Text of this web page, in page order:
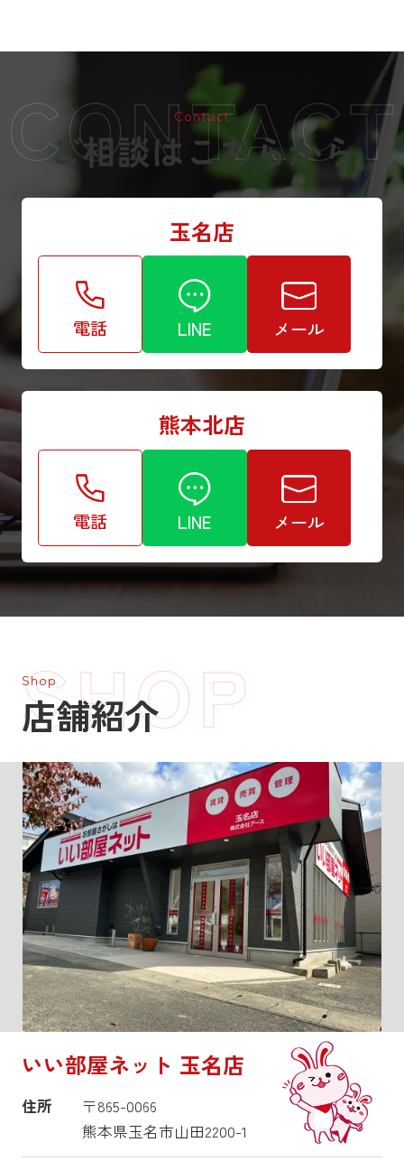
Contact
ご相談はこちらから
玉名店
電話 LINE メール
熊本北店
電話 LINE メール
Shop
店舗紹介
いい部屋ネット 玉名店
住所
〒865-0066
熊本県玉名市山田2200-1